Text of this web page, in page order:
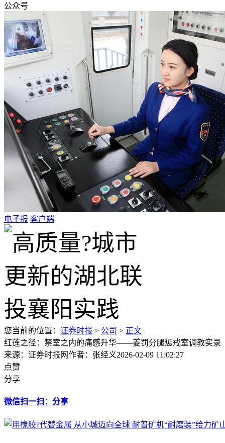
公众号
电子报 客户端
您当前的位置： 证券时报 > 公司 > 正文
红莲之径：禁室之内的痛感升华——姜罚分腿惩戒室调教实录
来源：证券时报网作者：张经义2026-02-09 11:02:27
点赞
分享
微信扫一扫：分享